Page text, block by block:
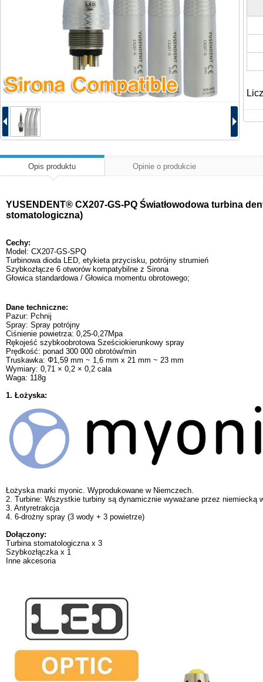
Opis produktu Opinie o produkcie
YUSENDENT® CX207-GS-PQ Światłowodowa turbina
stomatologiczna)
Cechy:
Model: CX207-GS-SPQ
Turbinowa dioda LED, etykieta przycisku, potrójny strumień
Szybkozłącze 6 otworów kompatybilne z Sirona
Głowica standardowa / Głowica momentu obrotowego;
Dane techniczne:
Pazur: Pchnij
Spray: Spray potrójny
Ciśnienie powietrza: 0,25-0,27Mpa
Rękojeść szybkoobrotowa Sześciokierunkowy spray
Prędkość: ponad 300 000 obrotów/min
Truskawka: Φ1,59 mm ~ 1,6 mm x 21 mm ~ 23 mm
Wymiary: 0,71 × 0,2 × 0,2 cala
Waga: 118g
1. Łożyska:
Łożyska marki myonic. Wyprodukowane w Niemczech.
2. Turbine: Wszystkie turbiny są dynamicznie wyważane przez niemiecką
3. Antyretrakcja
4. 6-drożny spray (3 wody + 3 powietrze)
Dołączony:
Turbina stomatologiczna x 3
Szybkozłączka x 1
Inne akcesoria